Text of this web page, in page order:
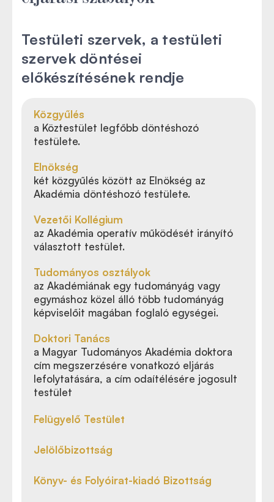
Testületi szervek, a testületi
szervek döntései
előkészítésének rendje
Közgyűlés
a Köztestület legfőbb döntéshozó
testülete.
Elnökség
két közgyűlés között az Elnökség az
Akadémia döntéshozó testülete.
Vezetői Kollégium
az Akadémia operatív működését irányító
választott testület.
Tudományos osztályok
az Akadémiának egy tudományág vagy
egymáshoz közel álló több tudományág
képviselőit magában foglaló egységei.
Doktori Tanács
a Magyar Tudományos Akadémia doktora
cím megszerzésére vonatkozó eljárás
lefolytatására, a cím odaítélésére jogosult
testület
Felügyelő Testület
Jelölőbizottság
Könyv- és Folyóirat-kiadó Bizottság